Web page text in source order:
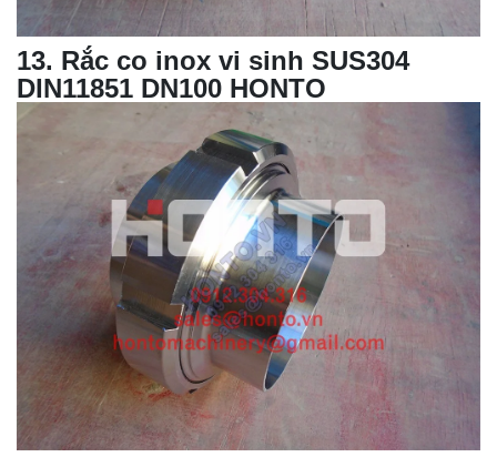
13. Rắc co inox vi sinh SUS304
DIN11851 DN100 HONTO